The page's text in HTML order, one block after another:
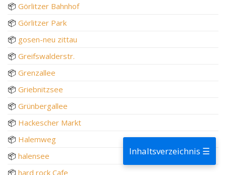
📦 Görlitzer Bahnhof
📦 Görlitzer Park
📦 gosen-neu zittau
📦 Greifswalderstr.
📦 Grenzallee
📦 Griebnitzsee
📦 Grünbergallee
📦 Hackescher Markt
📦 Halemweg
📦 halensee
📦 hard rock Cafe
Inhaltsverzeichnis ☰